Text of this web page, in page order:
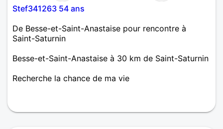
Stef341263 54 ans
De Besse-et-Saint-Anastaise pour rencontre à
Saint-Saturnin
Besse-et-Saint-Anastaise à 30 km de Saint-Saturnin
Recherche la chance de ma vie